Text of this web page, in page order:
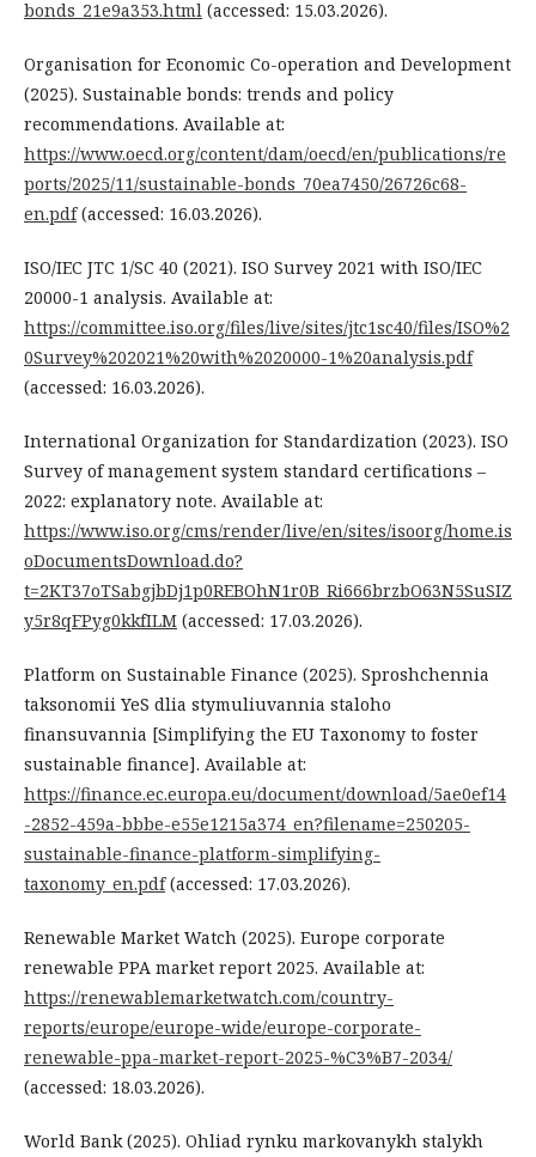
bonds_21e9a353.html (accessed: 15.03.2026).
Organisation for Economic Co-operation and Development
(2025). Sustainable bonds: trends and policy
recommendations. Available at:
https://www.oecd.org/content/dam/oecd/en/publications/re
ports/2025/11/sustainable-bonds_70ea7450/26726c68-
en.pdf(accessed: 16.03.2026).
ISO/IEC JTC 1/SC 40 (2021). ISO Survey 2021 with ISO/IEC
20000-1 analysis. Available at:
https://committee.iso.org/files/live/sites/jtc1sc40/files/ISO%2
0Survey%202021%20with%2020000-1%20analysis.pdf
(accessed: 16.03.2026).
International Organization for Standardization (2023). ISO
Survey of management system standard certifications –
2022: explanatory note. Available at:
https://www.iso.org/cms/render/live/en/sites/isoorg/home.is
oDocumentsDownload.do?
t=2KT37oTSabgjbDj1p0REBOhN1r0B_Ri666brzbO63N5SuSIZ
y5r8qFPyg0kkfILM (accessed: 17.03.2026).
Platform on Sustainable Finance (2025). Sproshchennia
taksonomii YeS dlia stymuliuvannia staloho
finansuvannia [Simplifying the EU Taxonomy to foster
sustainable finance]. Available at:
https://finance.ec.europa.eu/document/download/5ae0ef14
-2852-459a-bbbe-e55e1215a374_en?filename=250205-
sustainable-finance-platform-simplifying-
taxonomy_en.pdf(accessed: 17.03.2026).
Renewable Market Watch (2025). Europe corporate
renewable PPA market report 2025. Available at:
https://renewablemarketwatch.com/country-
reports/europe/europe-wide/europe-corporate-
renewable-ppa-market-report-2025-%C3%B7-2034/
(accessed: 18.03.2026).
World Bank (2025). Ohliad rynku markovanykh stalykh